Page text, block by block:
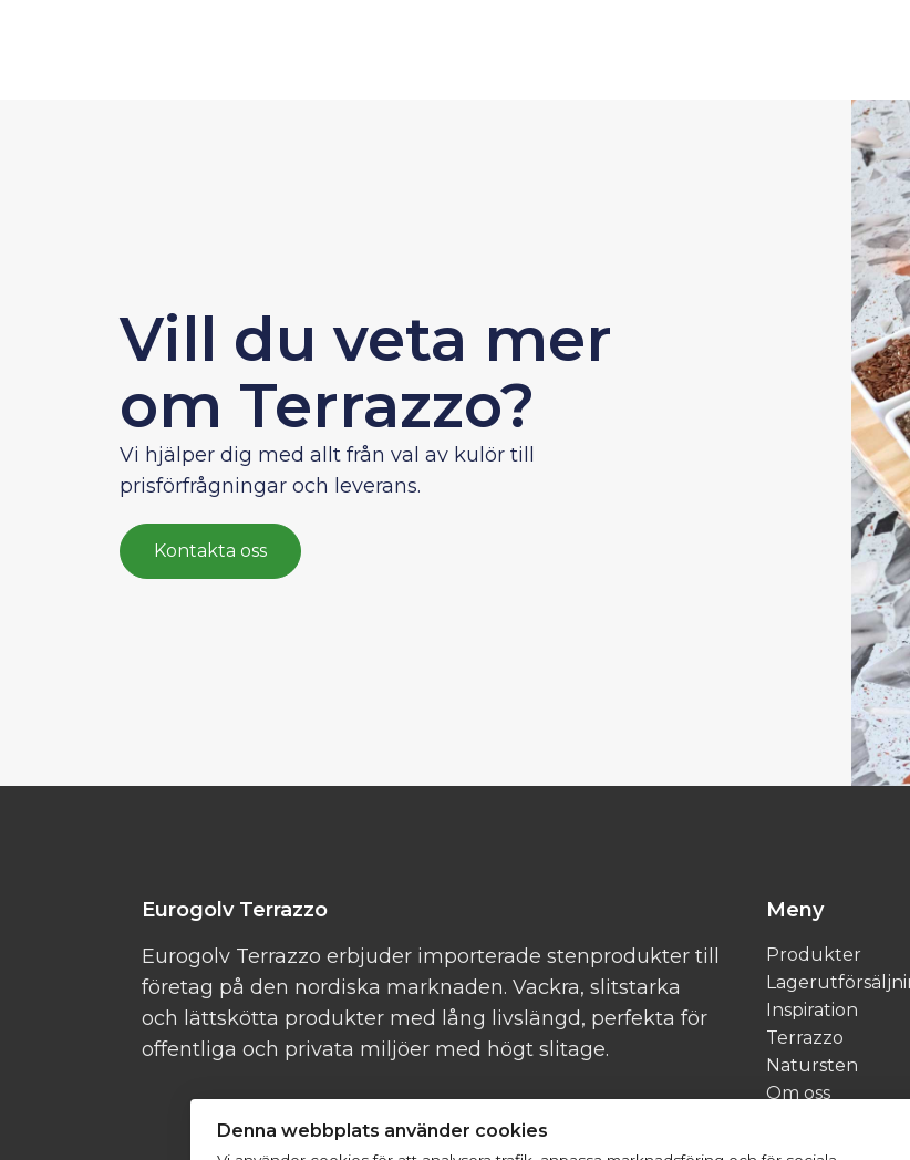
Vill du veta mer
om Terrazzo?
Vi hjälper dig med allt från val av kulör till
prisförfrågningar och leverans.
Kontakta oss
Eurogolv Terrazzo
Eurogolv Terrazzo erbjuder importerade stenprodukter till
företag på den nordiska marknaden. Vackra, slitstarka
och lättskötta produkter med lång livslängd, perfekta för
offentliga och privata miljöer med högt slitage.
Meny
Produkter
Inspiration
Terrazzo
Natursten
Om oss
Denna webbplats använder cookies